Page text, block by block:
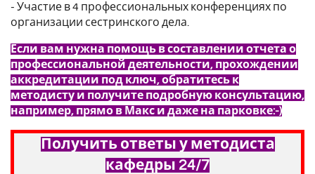
- Участие в 4 профессиональных конференциях по
организации сестринского дела.
Если вам нужна помощь в составлении отчета о
профессиональной деятельности, прохождении
аккредитации под ключ, обратитесь к
методисту и получите подробную консультацию,
например, прямо в Макс и даже на парковке:-)
Получить ответы у методиста
кафедры 24/7